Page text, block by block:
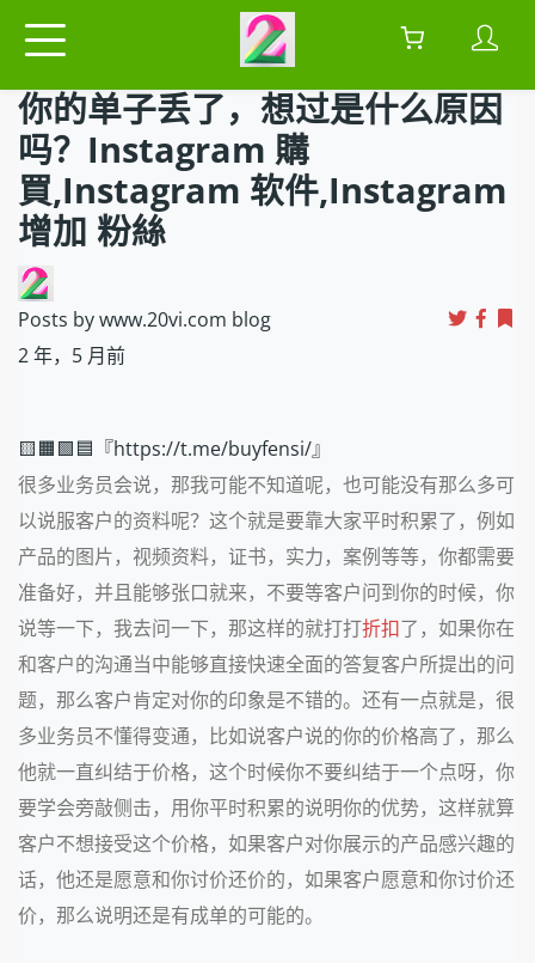
你的单子丢了，想过是什么原因
吗？Instagram 購
買,Instagram 软件,Instagram
增加 粉絲
Posts by www.20vi.com blog
2 年，5 月前
🟨🟧🟩🟦『https://t.me/buyfensi/』
很多业务员会说，那我可能不知道呢，也可能没有那么多可
以说服客户的资料呢？这个就是要靠大家平时积累了，例如
产品的图片，视频资料，证书，实力，案例等等，你都需要
准备好，并且能够张口就来，不要等客户问到你的时候，你
说等一下，我去问一下，那这样的就打打折扣了，如果你在
和客户的沟通当中能够直接快速全面的答复客户所提出的问
题，那么客户肯定对你的印象是不错的。还有一点就是，很
多业务员不懂得变通，比如说客户说的你的价格高了，那么
他就一直纠结于价格，这个时候你不要纠结于一个点呀，你
要学会旁敲侧击，用你平时积累的说明你的优势，这样就算
客户不想接受这个价格，如果客户对你展示的产品感兴趣的
话，他还是愿意和你讨价还价的，如果客户愿意和你讨价还
价，那么说明还是有成单的可能的。